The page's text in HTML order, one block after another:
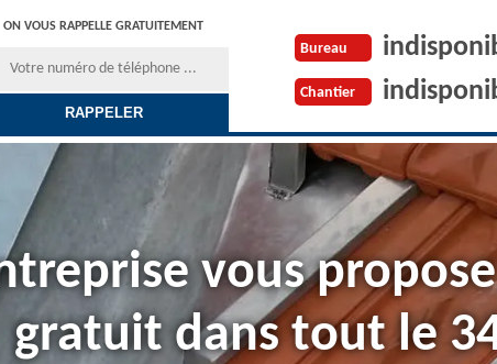
ON VOUS RAPPELLE GRATUITEMENT
Bureau
Chantier
vous
gratuit dans tout le